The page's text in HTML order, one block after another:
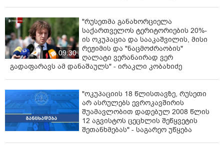
09:30
"რუსეთმა განახორციელა
საქართველოს ტერიტორიების 20%-
ის ოკუპაცია და სააკაშვილის, მისი
რეჟიმის და "ნაცმოძრაობის"
ღალატი ვერანაირად ვერ
გადაფარავს ამ დანაშაულს" - ირაკლი კობახიძე
"ოკუპაციის 18 წლისთავზე, რუსეთი
არ ასრულებს ევროკავშირის
შუამავლობით დადებულ 2008 წლის
12 აგვისტოს ცეცხლის შეწყვეტის
შეთანხმებას" - საგარეო უწყება